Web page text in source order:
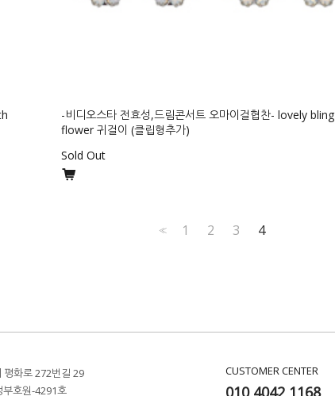
-비디오스타 전효성,드림콘서트 오마이걸협찬- lovely bling
flower 귀걸이 (클립형추가)
Sold Out
<< 1 2 3 4
평화로 272번길 29
부호원-4291호
CUSTOMER CENTER
010 4042 1168